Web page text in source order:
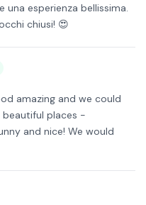
esperienza bellissima.
chiusi! 😍
amazing and we could
places -
and nice! We would